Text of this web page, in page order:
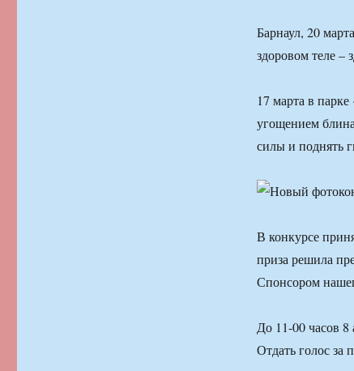
Барнаул, 20
здоровом теле –
17 марта в
угощением
силы и поднять
В конкурсе
приза решила
Спонсором
До 11-00 часов 8
Отдать голос за